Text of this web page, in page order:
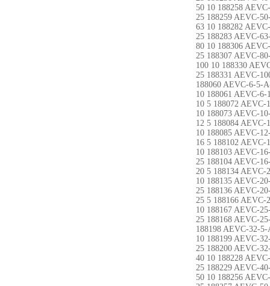
50 10 188258
25 188259 AEVC-
63 10 188282
25 188283 AEVC-
80 10 188306
25 188307 AEVC-
100 10 188330
25 188331 AEVC-
188060 AEVC-6-5-
10 188061 AEVC-
10 5 188072
10 188073 AEVC-
12 5 188084
10 188085 AEVC-
16 5 188102
10 188103 AEVC-
25 188104 AEVC-
20 5 188134
10 188135 AEVC-
25 188136 AEVC-
25 5 188166
10 188167 AEVC-
25 188168 AEVC-
188198 AEVC-32-
10 188199 AEVC-
25 188200 AEVC-
40 10 188228
25 188229 AEVC-
50 10 188256